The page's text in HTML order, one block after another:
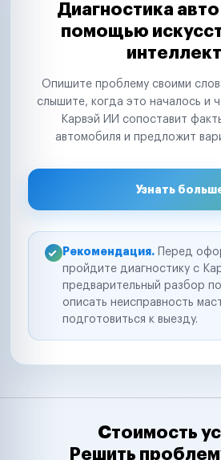
Диагностика
помощью
Опишите проблему своими
слышите, когда это началось и
Карвэй ИИ сопоставит
автомобиля и предложит
Узнать
Рекомендация. Перед
пройдите диагностику с
предварительный разбор
описать неисправность
подготовиться к выезду.
Стоимость
Решить